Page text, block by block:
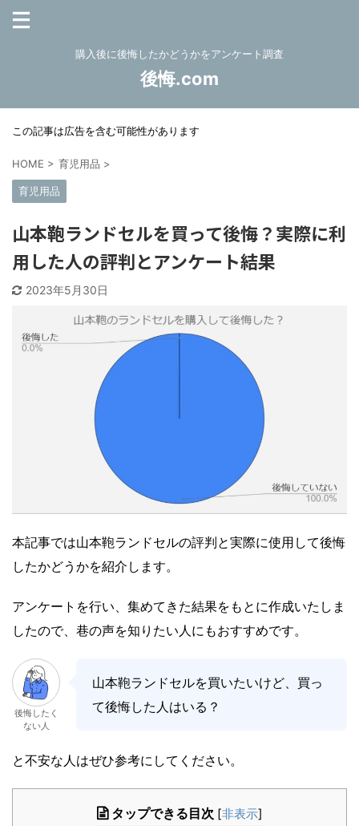
購入後に後悔したかどうかをアンケート調査
後悔.com
この記事は広告を含む可能性があります
HOME > 育児用品 >
育児用品
山本鞄ランドセルを買って後悔？実際に利
用した人の評判とアンケート結果
2023年5月30日
本記事では山本鞄ランドセルの評判と実際に使用して後悔
したかどうかを紹介します。
アンケートを行い、集めてきた結果をもとに作成いたしま
したので、巷の声を知りたい人にもおすすめです。
後悔したく
ない人
山本鞄ランドセルを買いたいけど、買っ
て後悔した人はいる？
と不安な人はぜひ参考にしてください。
タップできる目次 [非表示]